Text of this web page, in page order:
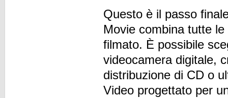
Questo è il passo
Movie combina tutte
filmato. È possibile
videocamera digitale,
distribuzione di CD o
Video progettato per